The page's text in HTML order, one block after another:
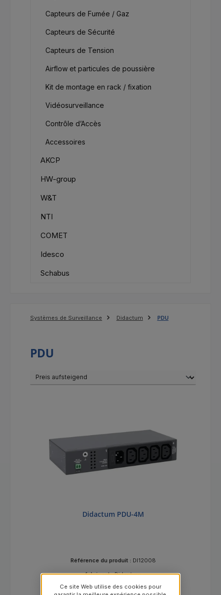
Capteurs de Fumée / Gaz
Capteurs de Sécurité
Capteurs de Tension
Airflow et particules de poussière
Kit de montage en rack / fixation
Vidéosurveillance
Contrôle d’Accès
Accessoires
AKCP
HW-group
W&T
NTI
COMET
Idesco
Schabus
Systèmes de Surveillance Didactum PDU
PDU
Didactum PDU-4M
Référence du produit : DI12008
fabricant :Didactum
Ce site Web utilise des cookies pour